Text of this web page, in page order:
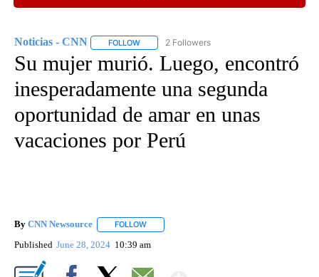
Noticias - CNN FOLLOW FOLLOW "NOTICIAS - CNN" TO RECEIVE
2 Followers
Su mujer murió. Luego, encontró
inesperadamente una segunda
oportunidad de amar en unas
vacaciones por Perú
By CNN Newsource FOLLOW
Published June 28, 2024 10:39 am